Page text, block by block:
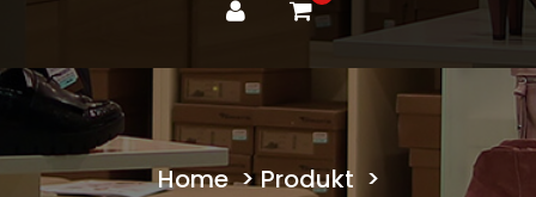
Home>Produkt >